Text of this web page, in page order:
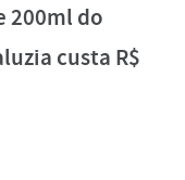
200ml do
custa R$